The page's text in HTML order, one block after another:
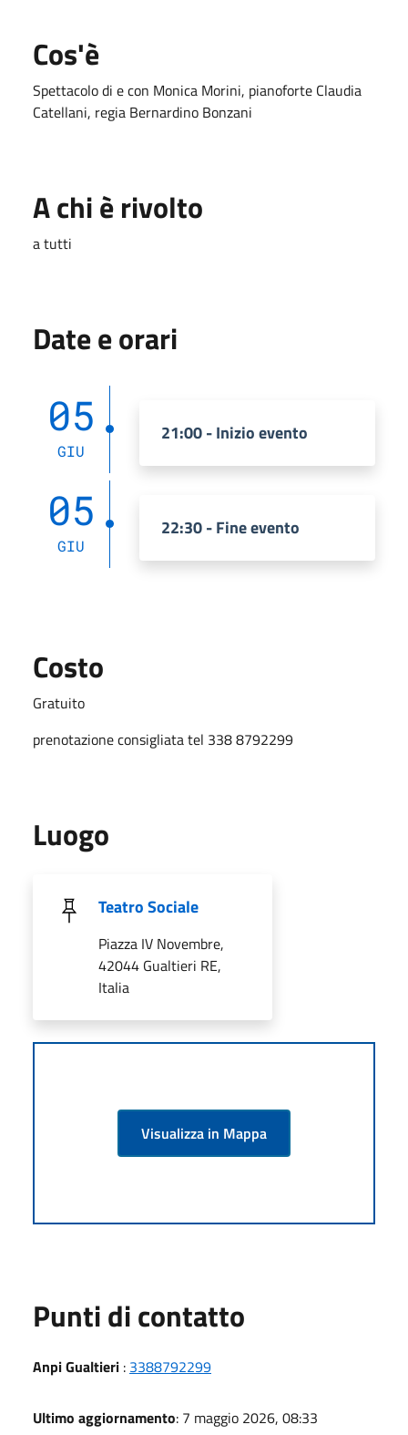
Cos'è
Spettacolo di e con Monica Morini, pianoforte Claudia
Catellani, regia Bernardino Bonzani
A chi è rivolto
a tutti
Date e orari
05
GIU
21:00 - Inizio evento
05
GIU
22:30 - Fine evento
Costo
Gratuito
prenotazione consigliata tel 338 8792299
Luogo
Teatro Sociale
Piazza IV Novembre,
42044 Gualtieri RE,
Italia
Visualizza in Mappa
Punti di contatto
Anpi Gualtieri : 3388792299
Ultimo aggiornamento: 7 maggio 2026, 08:33